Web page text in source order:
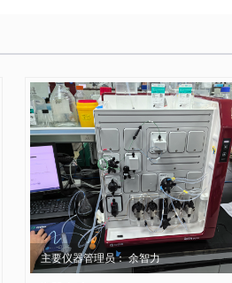
主要仪器管理员： 余智力